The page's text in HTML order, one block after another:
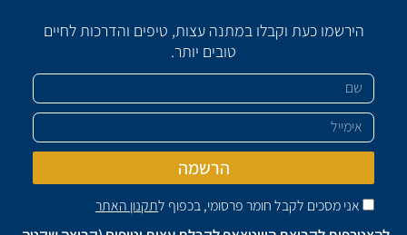
הירשמו כעת וקבלו במתנה עצות, טיפים והדרכות לחיים
טובים יותר.
שם
אימייל
אני מסכים לקבל חומר פרסומי, בכפוף לתקנון האתר
הרשמה